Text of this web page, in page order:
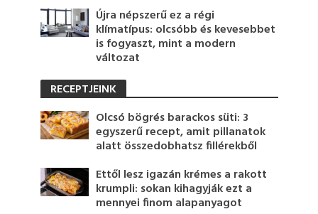
Újra népszerű ez a régi
klímatípus: olcsóbb és kevesebbet
is fogyaszt, mint a modern
változat
RECEPTJEINK
Olcsó bögrés barackos süti: 3
egyszerű recept, amit pillanatok
alatt összedobhatsz fillérekből
Ettől lesz igazán krémes a rakott
krumpli: sokan kihagyják ezt a
mennyei finom alapanyagot